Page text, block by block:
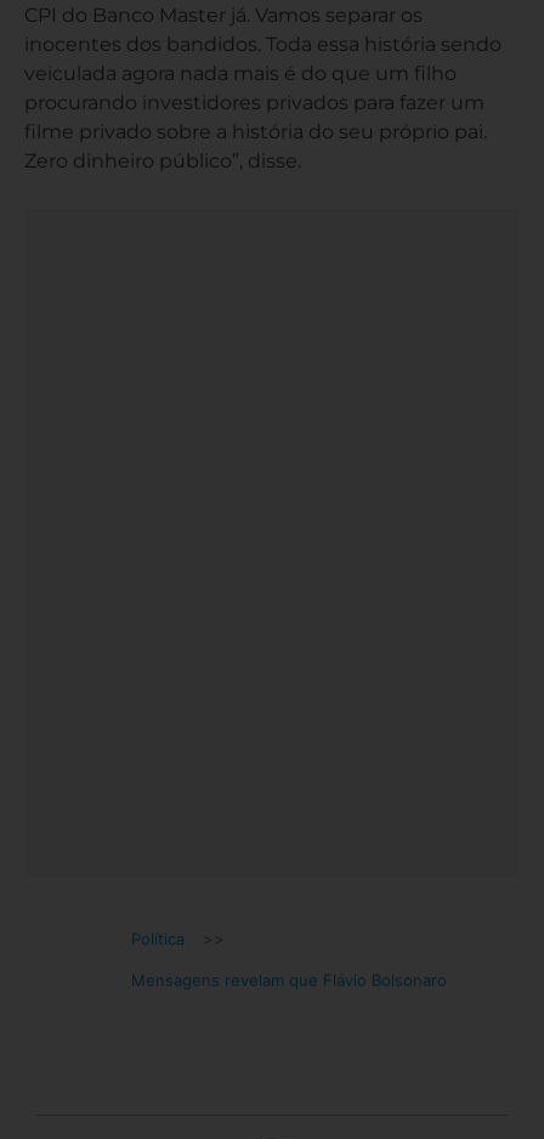
CPI do Banco Master já. Vamos separar os
inocentes dos bandidos. Toda essa história sendo
veiculada agora nada mais é do que um filho
procurando investidores privados para fazer um
filme privado sobre a história do seu próprio pai.
Zero dinheiro público”, disse.
Política >>
Mensagens revelam que Flávio Bolsonaro